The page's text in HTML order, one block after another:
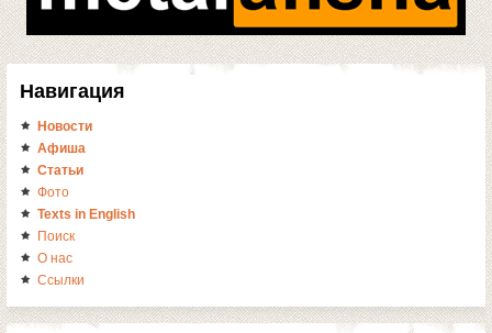
Навигация
Новости
Афиша
Статьи
Фото
Texts in English
Поиск
О нас
Ссылки